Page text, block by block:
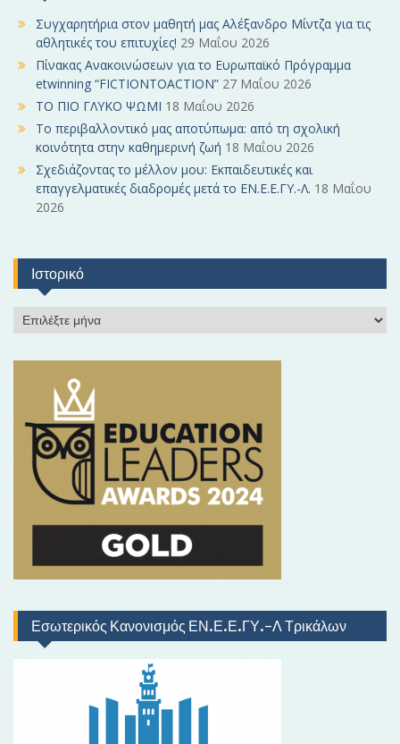
f
o
r
:
Συγχαρητήρια στον μαθητή μας Αλέξανδρο Μίντζα για τις
αθλητικές του επιτυχίες! 29 Μαΐου 2026
Πίνακας Ανακοινώσεων για το Ευρωπαϊκό Πρόγραμμα
etwinning “FICTIONTOACTION” 27 Μαΐου 2026
ΤΟ ΠΙΟ ΓΛΥΚΟ ΨΩΜΙ 18 Μαΐου 2026
Το περιβαλλοντικό μας αποτύπωμα: από τη σχολική
κοινότητα στην καθημερινή ζωή 18 Μαΐου 2026
Σχεδιάζοντας το μέλλον μου: Εκπαιδευτικές και
επαγγελματικές διαδρομές μετά το ΕΝ.Ε.Ε.ΓΥ.-Λ. 18 Μαΐου
2026
Ιστορικό
Εσωτερικός Κανονισμός ΕΝ.Ε.Ε.ΓΥ.-Λ Τρικάλων